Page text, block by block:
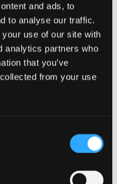
and ads, to
to analyse our traffic.
use of our site with
analytics partners who
that you’ve
from your use
ystod hanner cyntaf
cyrff
ar drafodaethau â
Is-Ganghellor
hefyd yn
a fydd yn